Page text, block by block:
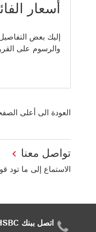
أسعار
إليك بعض
والرسوم على
العودة الى أعلى
تواصل معنا
الاستماع إلى ما
اتصل ببنك HSBC